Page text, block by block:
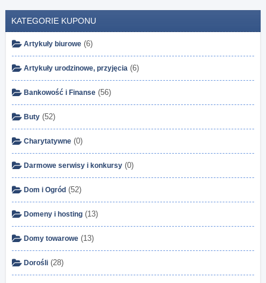
KATEGORIE KUPONU
Artykuły biurowe (6)
Artykuły urodzinowe, przyjęcia (6)
Bankowość i Finanse (56)
Buty (52)
Charytatywne (0)
Darmowe serwisy i konkursy (0)
Dom i Ogród (52)
Domeny i hosting (13)
Domy towarowe (13)
Dorośli (28)